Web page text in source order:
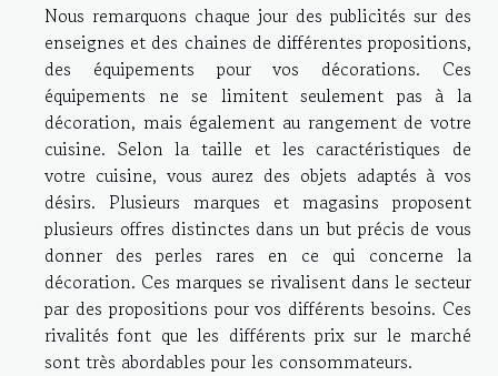
Nous remarquons chaque jour des publicités sur des
enseignes et des chaines de différentes propositions,
des équipements pour vos décorations. Ces
équipements ne se limitent seulement pas à la
décoration, mais également au rangement de votre
cuisine. Selon la taille et les caractéristiques de
votre cuisine, vous aurez des objets adaptés à vos
désirs. Plusieurs marques et magasins proposent
plusieurs offres distinctes dans un but précis de vous
donner des perles rares en ce qui concerne la
décoration. Ces marques se rivalisent dans le secteur
par des propositions pour vos différents besoins. Ces
rivalités font que les différents prix sur le marché
sont très abordables pour les consommateurs.